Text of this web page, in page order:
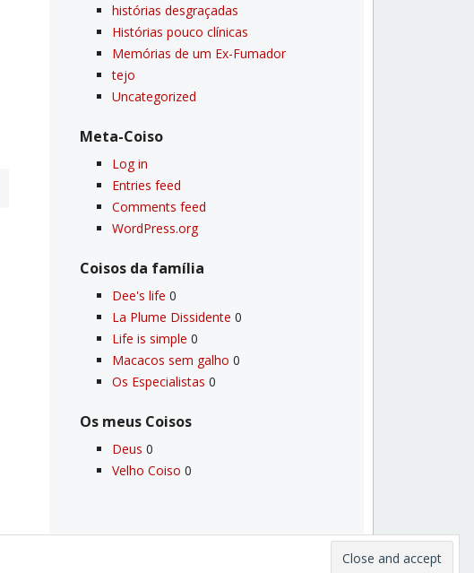
histórias desgraçadas
Histórias pouco clí­nicas
Memórias de um Ex-Fumador
tejo
Uncategorized
Meta-Coiso
Log in
Entries feed
Comments feed
WordPress.org
Coisos da famí­lia
Dee's life 0
La Plume Dissidente 0
Life is simple 0
Macacos sem galho 0
Os Especialistas 0
Os meus Coisos
Deus 0
Velho Coiso 0